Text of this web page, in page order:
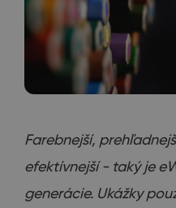
Farebnejší,
efektívnejší - taký je
generácie. Ukážky